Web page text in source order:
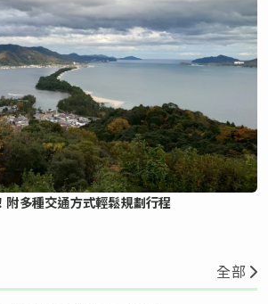
附多種交通方式輕鬆規劃行程
全部